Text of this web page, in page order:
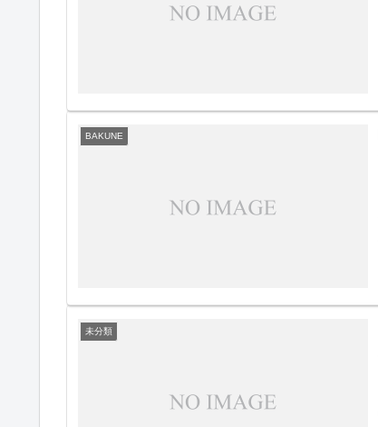
BAKUNE
未分類